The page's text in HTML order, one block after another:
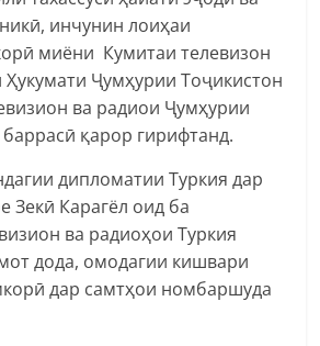
инчунин лоиҳаи
миёни Кумитаи телевизон
Ҳукумати Ҷумҳурии Тоҷикистон
ва радиои Ҷумҳурии
қарор гирифтанд.
дипломатии Туркия дар
Зекӣ Карагёл оид ба
ва радиоҳои Туркия
дода, омодагии кишвари
дар самтҳои номбаршуда